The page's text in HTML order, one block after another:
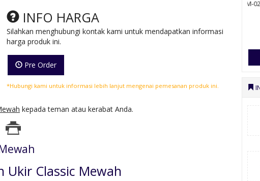
INFO HARGA
Silahkan menghubungi kontak kami untuk mendapatkan informasi
harga produk ini.
Pre Order
*Hubungi kami untuk informasi lebih lanjut mengenai pemesanan produk ini.
kepada teman atau kerabat Anda.
Ukir Classic Mewah